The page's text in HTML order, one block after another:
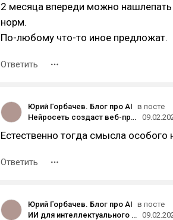
2 месяца впереди можно
норм.
По-любому что-то иное предложат.
Ответить
Юрий Горбачев. Блог про AI в посте
Нейросеть создаст веб-приложение, а Softgen обеспечит его дизайн и запуск
Естественно тогда смысла особого
Ответить
Юрий Горбачев. Блог про AI в посте
ИИ для интеллектуального видеомонтажа: как сократить часы ручной работы